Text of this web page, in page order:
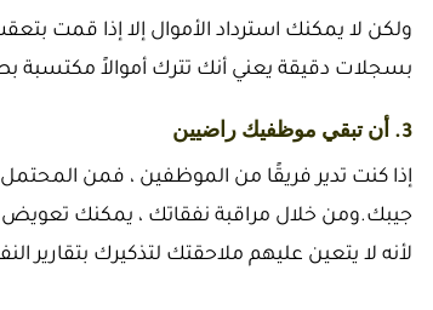
ولكن لا يمكنك استرداد الأموال إلا إذا قمت
بسجلات دقيقة يعني أنك تترك أموالاً مكتسبة
3. أن تبقي موظفيك راضيين
إذا كنت تدير فريقًا من الموظفين ، فمن
جيبك.ومن خلال مراقبة نفقاتك ، يمكنك
لأنه لا يتعين عليهم ملاحقتك لتذكيرك بتقارير